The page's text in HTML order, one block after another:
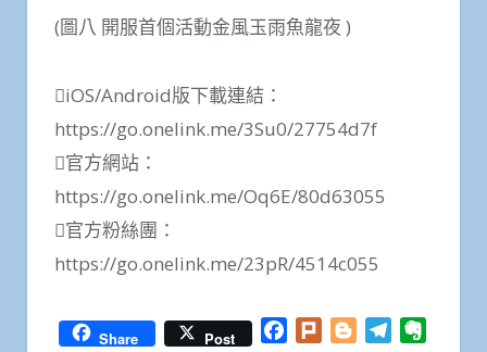
(圖八 開服首個活動金風玉雨魚龍夜 )
iOS/Android版下載連結：
https://go.onelink.me/3Su0/27754d7f
官方網站：
https://go.onelink.me/Oq6E/80d63055
官方粉絲團：
https://go.onelink.me/23pR/4514c055
Share Post Facebook
Plurk BloggerTelegram